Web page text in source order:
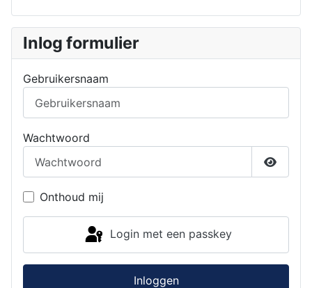
Inlog formulier
Gebruikersnaam
Wachtwoord
Toon
Onthoud mij
Login met een passkey
Inloggen